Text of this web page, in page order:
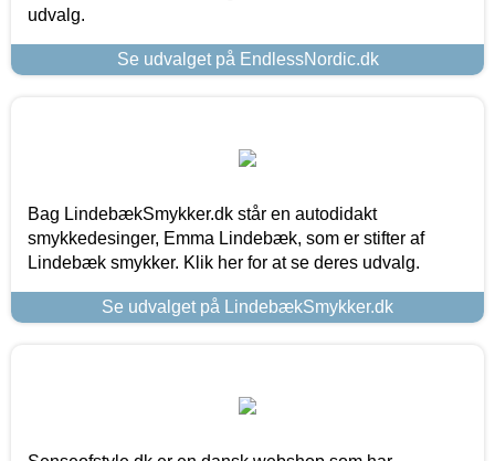
udvalg.
Se udvalget på EndlessNordic.dk
Bag LindebækSmykker.dk står en autodidakt
smykkedesinger, Emma Lindebæk, som er stifter af
Lindebæk smykker. Klik her for at se deres udvalg.
Se udvalget på LindebækSmykker.dk